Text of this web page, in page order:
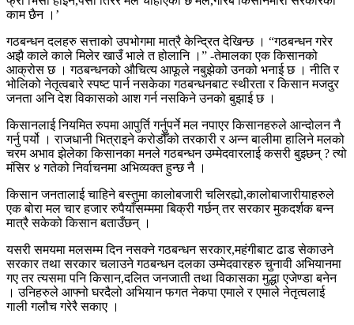
काम छैन ।’
गठबन्धन दलहरु सत्ताको उपभोगमा मात्रै केन्द्रित देखिन्छ । “गठबन्धन गरेर
अझै काले काले मिलेर खाउँ भाले त होलानि ।” -तेमालका एक किसानको
आक्रोस छ । गठबन्धनको औचित्य आफूले नबुझेको उनको भनाई छ । नीति र
भोलिको नेतृत्वबारे स्पष्ट पार्न नसकेका गठबन्धनबाट स्थीरता र किसान मजदुर
जनता अनि देश विकासको आश गर्न नसकिने उनको बुझाई छ ।
किसानलाई नियमित रुपमा आपुर्ति गर्नुपर्ने मल नपाएर किसानहरुले आन्दोलन नै
गर्नु पर्यो । राजधानी भित्राइने करोडौँको तरकारी र अन्न बालीमा हालिने मलको
चरम अभाव झेलेका किसानका मनले गठबन्धन उम्मेदवारलाई कसरी बुझ्छन् ? त्यो
मंसिर ४ गतेको निर्वाचनमा अभिव्यक्त हुन्छ नै ।
किसान जनतालाई चाहिने बस्तुमा कालोबजारी चलिरह्यो,कालोबाजारीयाहरुले
एक बोरा मल चार हजार रुपैयाँसम्ममा बिक्री गर्छन् तर सरकार मुकदर्शक बन्न
मात्रै सकेको किसान बताउँछन् ।
यसरी समयमा मलसम्म दिन नसक्ने गठबन्धन सरकार,महंगीबाट ढाड सेकाउने
सरकार तथा सरकार चलाउने गठबन्धन दलका उम्मेदवारहरु चुनावी अभियानमा
गए तर त्यसमा पनि किसान,दलित जनजाती तथा विकासका मुद्धा एजेण्डा बनेन
। उनिहरुले आफ्नो घरदैलो अभियान फगत नेकपा एमाले र एमाले नेतृत्वलाई
गाली गलौच गरेरै सकाए ।